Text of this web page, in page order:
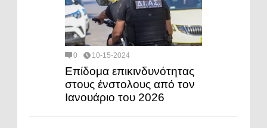
0 10-15-2024
Επίδομα επικινδυνότητας
στους ένστολους από τον
Ιανουάριο του 2026